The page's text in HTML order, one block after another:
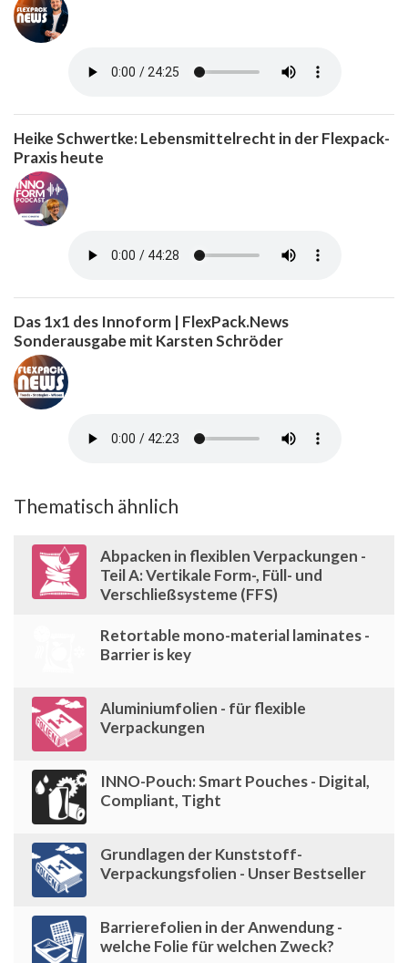
Heike Schwertke: Lebensmittelrecht in der Flexpack-
Praxis heute
Das 1x1 des Innoform | FlexPack.News
Sonderausgabe mit Karsten Schröder
Thematisch ähnlich
Abpacken in flexiblen Verpackungen -
Teil A: Vertikale Form-, Füll- und
Verschließsysteme (FFS)
Retortable mono-material laminates -
Barrier is key
Aluminiumfolien - für flexible
Verpackungen
INNO-Pouch: Smart Pouches - Digital,
Compliant, Tight
Grundlagen der Kunststoff-
Verpackungsfolien - Unser Bestseller
Barrierefolien in der Anwendung -
welche Folie für welchen Zweck?